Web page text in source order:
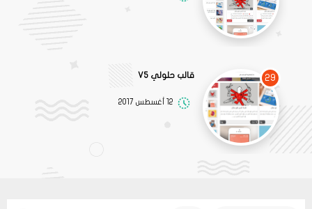
29 قالب حلولي V5
12 أغسطس 2017